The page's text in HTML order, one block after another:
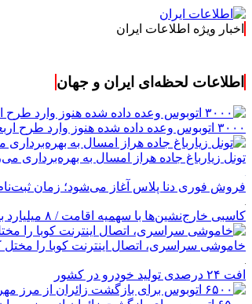
اخبار ویژه اطلاعات ایران
.: با
اطلاعات لحظه‌ای ایران و جهان
۳۰۰۰ اتوبوس وعده داده شده هنوز وارد طرح اربعین نشده است
تونل زیارباغ جاده هراز امسال به بهره‌برداری
فروش فوری دنا پلاس آغاز می‌شود؛ زمان
کاسبی خارج‌نشین‌ها با سهمیه اقامت / ۸ میلیارد بده خودرو وارد کن!
خاموشی سراسری، اتصال اینترنت کوبا را مختل
افت ۲۴ درصدی تولید خودرو در کشور